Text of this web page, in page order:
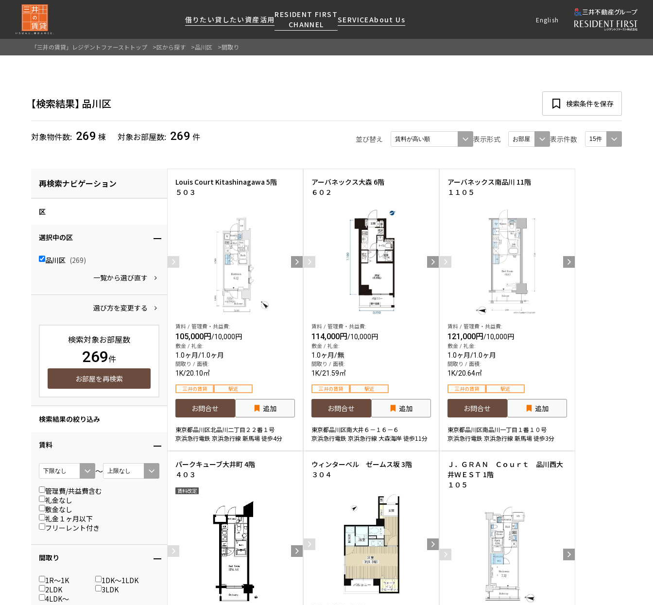
借りたい貸したい 資産活用
RESIDENT FIRST
CHANNEL
SERVICEAbout Us
ご提供するサービスをご紹介します
くご提案します
新着情報から探す
新着募集情報
当社限定(港区・渋谷区)
三井不動産企画
賃料改定
フリーレント
ペット可
ブランドマンション
最適なプランをご提案します
ご相談も承ります
各種サービスをご紹介します
よくあるご質問
社宅紹介
事業部取り扱い物件入居申
込
English
「三井の賃貸」レジデントファーストトップ 区から探す 品川区 間取り
検索結果 品川区 検索条件を保存
対象物件数 269 棟 対象お部屋数 269 件 並び替え 表示形式 表示件数
再検索ナビゲーション
区
選択中の区
品川区 (269)
一覧から選び直す
選び方を変更する
検索対象お部屋数
269件
お部屋を再検索
検索結果の絞り込み
賃料
〜
管理費/共益費含む
礼金なし
敷金なし
礼金１ヶ月以下
フリーレント付き
間取り
1R〜1K
1DK〜1LDK
2LDK
3LDK
4LDK〜
Louis Court Kitashinagawa 5階
５０３
賃料 / 管理費・共益費:
105,000円/10,000円
敷金 / 礼金:
1.0ヶ月/1.0ヶ月
間取り / 面積:
1K/20.10㎡
三井の賃貸 駅近
お問合せ 追加
東京都品川区北品川二丁目２２番１号
京浜急行電鉄 京浜急行線 新馬場 徒歩4分
アーバネックス大森 6階
６０２
賃料 / 管理費・共益費:
114,000円/10,000円
敷金 / 礼金:
1.0ヶ月/無
間取り / 面積:
1K/21.59㎡
三井の賃貸 駅近
お問合せ 追加
東京都品川区南大井６－１６－６
京浜急行電鉄 京浜急行線 大森海岸 徒歩11分
アーバネックス南品川 11階
１１０５
賃料 / 管理費・共益費:
121,000円/10,000円
敷金 / 礼金:
1.0ヶ月/1.0ヶ月
間取り / 面積:
1K/20.64㎡
三井の賃貸 駅近
お問合せ 追加
東京都品川区南品川一丁目１番１０号
京浜急行電鉄 京浜急行線 新馬場 徒歩3分
パークキューブ大井町 4階
４０３
賃料改定
ウィンターベル ゼームス坂 3階
３０４
Ｊ．ＧＲＡＮ Ｃｏｕｒｔ 品川西大
井ＷＥＳＴ 1階
１０５